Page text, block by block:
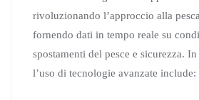
rivoluzionando l’approccio alla
fornendo dati in tempo reale su
spostamenti del pesce e sicurezza.
l’uso di tecnologie avanzate include: